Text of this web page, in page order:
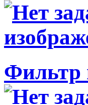
Фильтр